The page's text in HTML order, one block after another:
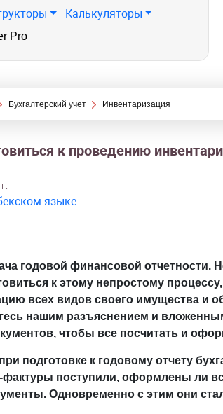
Калькуляторы
Pro
Бухгалтерский учет Инвентаризация
к проведению
языке
годовой финансовой отчетности.
к этому непростому
всех видов своего имущества и
нашим разъяснением и
чтобы все посчитать и
подготовке к годовому отчету
фактуры поступили, оформлены ли
Одновременно с этим они